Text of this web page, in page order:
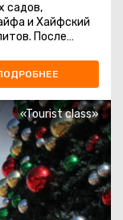
садов,
и Хайфский
После
«Tourist class»